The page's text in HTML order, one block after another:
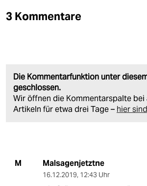
3 Kommentare
Die Kommentarfunktion unter
geschlossen.
Wir öffnen die Kommentarspalte bei
Artikeln für etwa drei Tage – hier
M Malsagenjetztne
16.12.2019, 12:43 Uhr